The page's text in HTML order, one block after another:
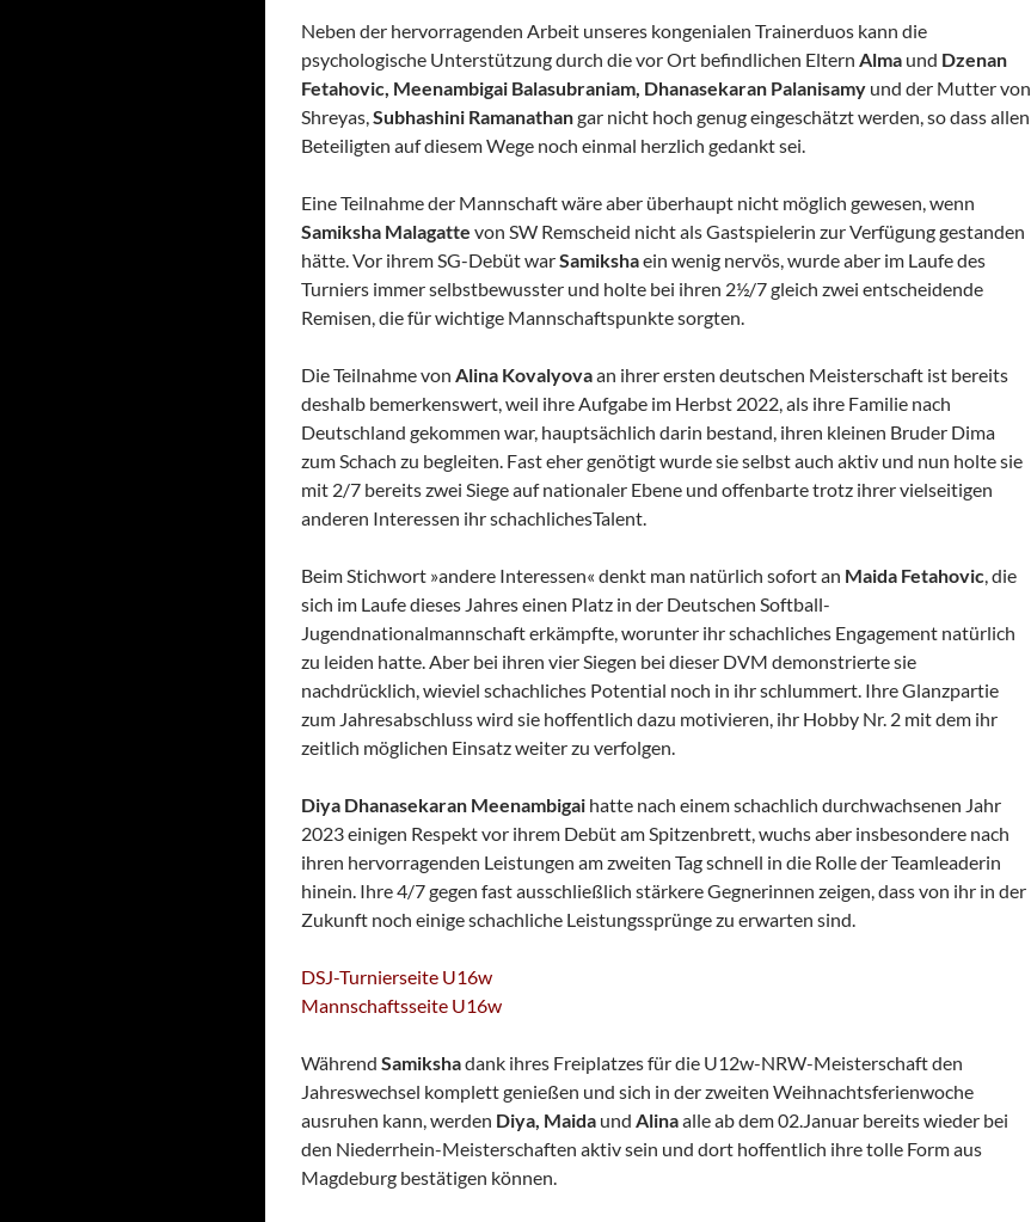
Neben der hervorragenden Arbeit unseres kongenialen Trainerduos kann die
psychologische Unterstützung durch die vor Ort befindlichen Eltern Alma und Dzenan
Fetahovic, Meenambigai Balasubraniam, Dhanasekaran Palanisamy und der Mutter von
Shreyas,Subhashini Ramanathangar nicht hoch genug eingeschätzt werden, so dass allen
Beteiligten auf diesem Wege noch einmal herzlich gedankt sei.
Eine Teilnahme der Mannschaft wäre aber überhaupt nicht möglich gewesen, wenn
Samiksha Malagatte von SW Remscheid nicht als Gastspielerin zur Verfügung gestanden
hätte. Vor ihrem SG-Debüt warSamikshaein wenig nervös, wurde aber im Laufe des
Turniers immer selbstbewusster und holte bei ihren 2½/7 gleich zwei entscheidende
Remisen, die für wichtige Mannschaftspunkte sorgten.
Die Teilnahme von Alina Kovalyovaan ihrer ersten deutschen Meisterschaft ist bereits
deshalb bemerkenswert, weil ihre Aufgabe im Herbst 2022, als ihre Familie nach
Deutschland gekommen war, hauptsächlich darin bestand, ihren kleinen Bruder Dima
zum Schach zu begleiten. Fast eher genötigt wurde sie selbst auch aktiv und nun holte sie
mit 2/7 bereits zwei Siege auf nationaler Ebene und offenbarte trotz ihrer vielseitigen
anderen Interessen ihr schachlichesTalent.
Beim Stichwort »andere Interessen« denkt man natürlich sofort an Maida Fetahovic, die
sich im Laufe dieses Jahres einen Platz in der Deutschen Softball-
Jugendnationalmannschaft erkämpfte, worunter ihr schachliches Engagement natürlich
zu leiden hatte. Aber bei ihren vier Siegen bei dieser DVM demonstrierte sie
nachdrücklich, wieviel schachliches Potential noch in ihr schlummert. Ihre Glanzpartie
zum Jahresabschluss wird sie hoffentlich dazu motivieren, ihr Hobby Nr. 2 mit dem ihr
zeitlich möglichen Einsatz weiter zu verfolgen.
Diya Dhanasekaran Meenambigai hatte nach einem schachlich durchwachsenen Jahr
2023 einigen Respekt vor ihrem Debüt am Spitzenbrett, wuchs aber insbesondere nach
ihren hervorragenden Leistungen am zweiten Tag schnell in die Rolle der Teamleaderin
hinein. Ihre 4/7 gegen fast ausschließlich stärkere Gegnerinnen zeigen, dass von ihr in der
Zukunft noch einige schachliche Leistungssprünge zu erwarten sind.
DSJ-Turnierseite U16w
Mannschaftsseite U16w
Während Samikshadank ihres Freiplatzes für die U12w-NRW-Meisterschaft den
Jahreswechsel komplett genießen und sich in der zweiten Weihnachtsferienwoche
ausruhen kann, werden Diya, Maida und Alinaalle ab dem 02.Januar bereits wieder bei
den Niederrhein-Meisterschaften aktiv sein und dort hoffentlich ihre tolle Form aus
Magdeburg bestätigen können.